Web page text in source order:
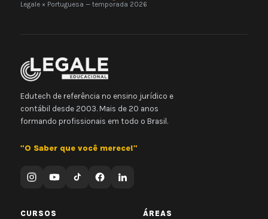
Legale × Portuguesa — temporada 2026
Edutech de referência no ensino jurídico e
contábil desde 2003. Mais de 20 anos
formando profissionais em todo o Brasil.
"O Saber que você merece!"
CURSOS ÁREAS